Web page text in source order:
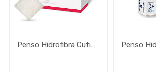
Penso Hidrofibra Cutimed® Gelling Fiber